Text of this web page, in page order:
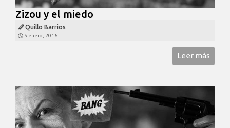
Zizou y el miedo
Quillo Barrios
5 enero, 2016
Leer más